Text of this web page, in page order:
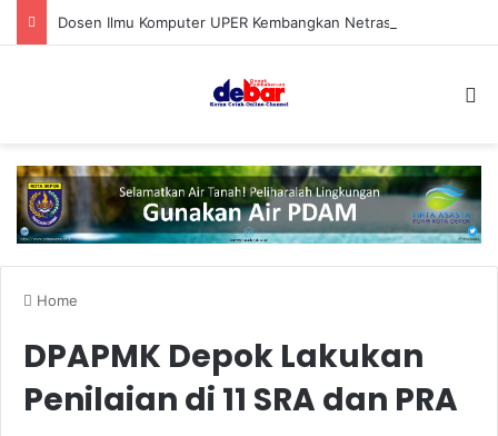
Home
DPAPMK Depok Lakukan
Penilaian di 11 SRA dan PRA